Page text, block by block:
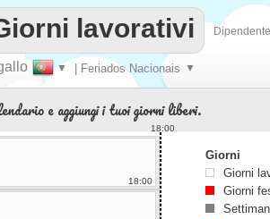
▼ | Feriados Nacionais ▼
lavorativi
e aggiungi i tuoi giorni liberi.
18:00
18:00
Giorni
Giorni
Giorni